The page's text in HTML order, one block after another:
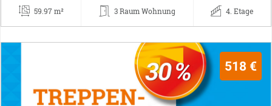
59.97 m² 3 Raum Wohnung 4. Etage
518 €